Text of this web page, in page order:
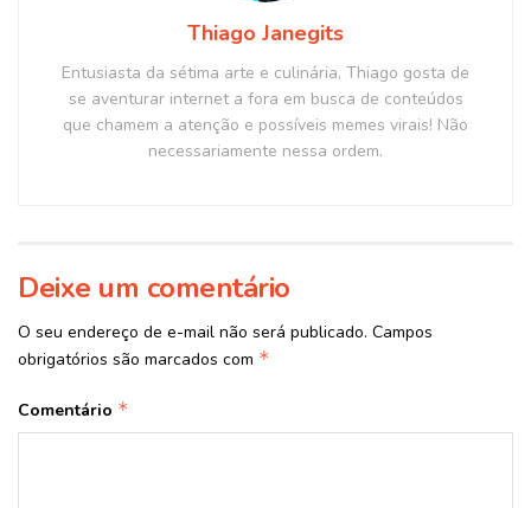
Thiago Janegits
Entusiasta da sétima arte e culinária, Thiago gosta de
se aventurar internet a fora em busca de conteúdos
que chamem a atenção e possíveis memes virais! Não
necessariamente nessa ordem.
Deixe um comentário
O seu endereço de e-mail não será publicado. Campos
obrigatórios são marcados com *
Comentário *